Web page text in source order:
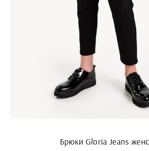
Брюки Gloria Jeans